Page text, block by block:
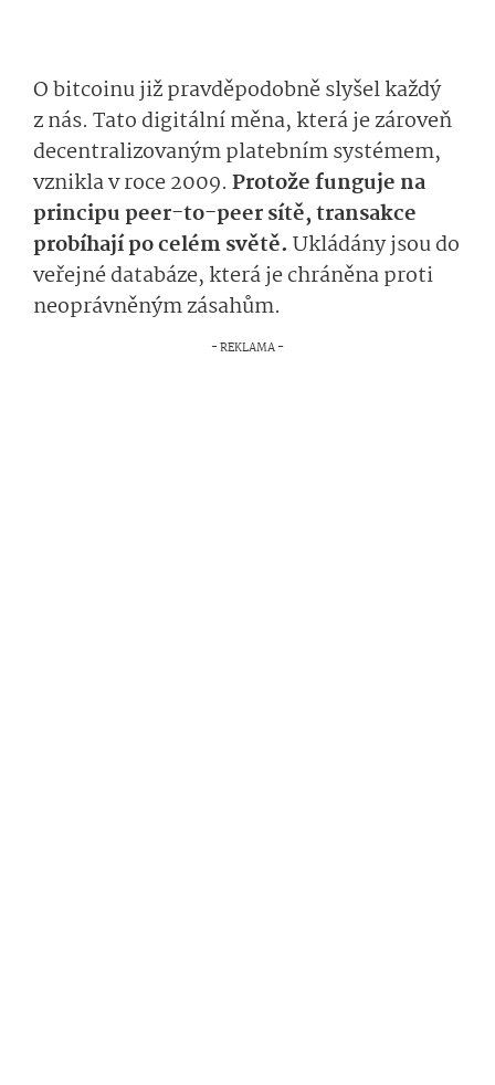
O bitcoinu již pravděpodobně slyšel každý
z nás. Tato digitální měna, která je zároveň
decentralizovaným platebním systémem,
vznikla v roce 2009. Protože funguje na
principu peer-to-peer sítě, transakce
probíhají po celém světě. Ukládány jsou do
veřejné databáze, která je chráněna proti
neoprávněným zásahům.